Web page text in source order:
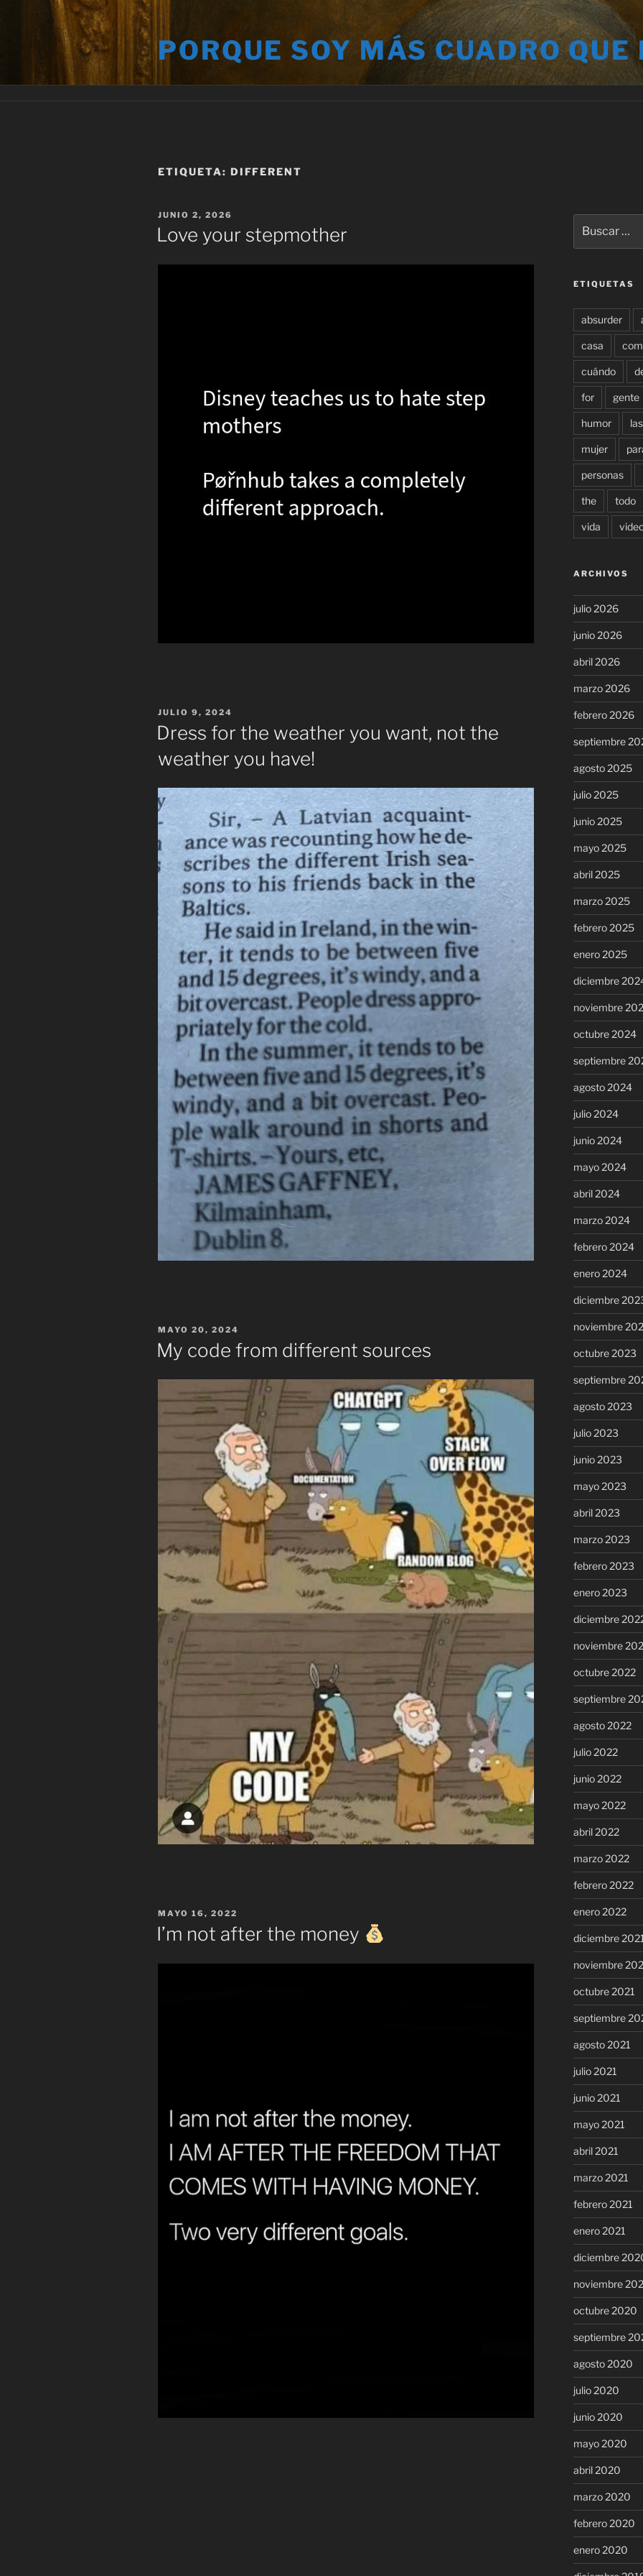
PORQUE SOY MÁS CUADRO QUE
ETIQUETA: DIFFERENT
PUBLICADO
EL
JUNIO 2, 2026
Love your stepmother
PUBLICADO
EL
JULIO 9, 2024
Dress for the weather you want, not the
weather you have!
PUBLICADO
EL
MAYO 20, 2024
My code from different sources
PUBLICADO
EL
MAYO 16, 2022
I’m not after the money
por:
ETIQUETAS
absurder
casa
cuándo
for gente
humor las
mujer
personas
the todo
vida
ARCHIVOS
julio 2026
junio 2026
abril 2026
marzo 2026
febrero 2026
septiembre
agosto 2025
julio 2025
junio 2025
mayo 2025
abril 2025
marzo 2025
febrero 2025
enero 2025
diciembre
noviembre
octubre 2024
septiembre
agosto 2024
julio 2024
junio 2024
mayo 2024
abril 2024
marzo 2024
febrero 2024
enero 2024
diciembre
noviembre
octubre 2023
septiembre
agosto 2023
julio 2023
junio 2023
mayo 2023
abril 2023
marzo 2023
febrero 2023
enero 2023
diciembre
noviembre
octubre 2022
septiembre
agosto 2022
julio 2022
junio 2022
mayo 2022
abril 2022
marzo 2022
febrero 2022
enero 2022
diciembre
noviembre
octubre 2021
septiembre
agosto 2021
julio 2021
junio 2021
mayo 2021
abril 2021
marzo 2021
febrero 2021
enero 2021
diciembre
noviembre
octubre 2020
septiembre
agosto 2020
julio 2020
junio 2020
mayo 2020
abril 2020
marzo 2020
febrero 2020
enero 2020